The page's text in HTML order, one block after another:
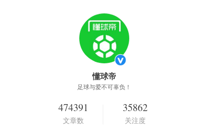
懂球帝
足球与爱不可辜负！
474391
文章数
35862
关注度